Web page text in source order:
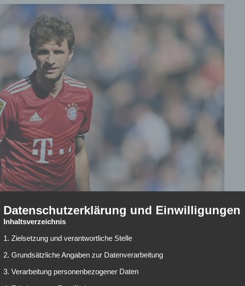
Getty Images
befinden sich „in guten Gesprächen“ über eine
Oliver Kahn im Sport1-„Doppelpass“ sagte, dass er
Datenschutzerklärung und Einwilligungen
Inhaltsverzeichnis
1. Zielsetzung und verantwortliche Stelle
2. Grundsätzliche Angaben zur Datenverarbeitung
3. Verarbeitung personenbezogener Daten